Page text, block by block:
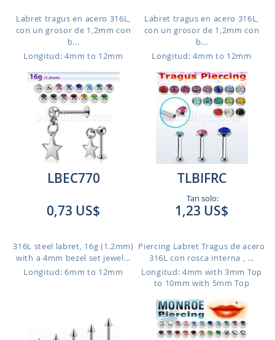
Labret tragus en acero 316L,
con un grosor de 1,2mm con
b...
Longitud: 4mm to 12mm
Labret tragus en acero 316L,
con un grosor de 1,2mm con
b...
Longitud: 4mm to 12mm
LBEC770
0,73 US$
316L steel labret, 16g (1.2mm)
with a 4mm bezel set jewel...
Longitud: 6mm to 12mm
TLBIFRC
Tan solo:
1,23 US$
Piercing Labret Tragus de acero
316L con rosca interna , ...
Longitud: 4mm with 3mm Top
to 10mm with 5mm Top